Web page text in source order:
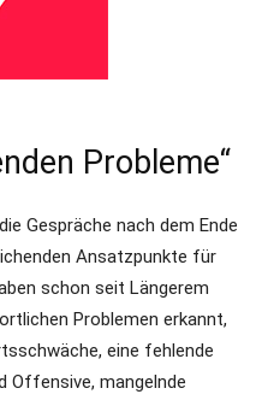
Probleme“
Gespräche nach dem Ende
Ansatzpunkte für
schon seit Längerem
Problemen erkannt,
eine fehlende
Offensive, mangelnde